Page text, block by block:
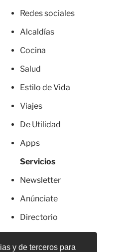
y de terceros para
Redes sociales
Alcaldías
Cocina
Salud
Estilo de Vida
Viajes
De Utilidad
Apps
Servicios
Newsletter
Anúnciate
Directorio